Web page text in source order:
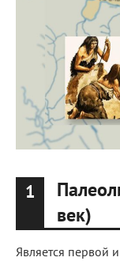
1
век)
Является первой